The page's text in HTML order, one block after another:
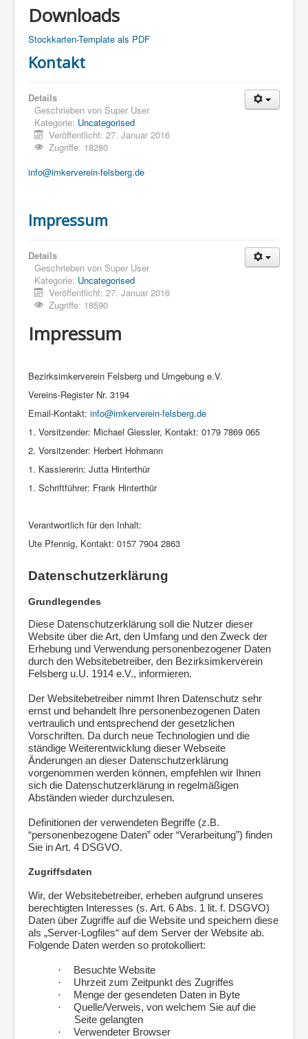
Downloads
Stockkarten-Template als PDF
Kontakt
Details
Geschrieben von Super User
Kategorie: Uncategorised
Veröffentlicht: 27. Januar 2016
Zugriffe: 18280
info@imkerverein-felsberg.de
Impressum
Details
Geschrieben von Super User
Kategorie: Uncategorised
Veröffentlicht: 27. Januar 2016
Zugriffe: 18590
Impressum
Bezirksimkerverein Felsberg und Umgebung e.V.
Vereins-Register Nr. 3194
Email-Kontakt: info@imkerverein-felsberg.de
1. Vorsitzender: Michael Giessler, Kontakt: 0179 7869 065
2. Vorsitzender: Herbert Hohmann
1. Kassiererin: Jutta Hinterthür
1. Schriftführer: Frank Hinterthür
Verantwortlich für den Inhalt:
Ute Pfennig, Kontakt: 0157 7904 2863
Datenschutzerklärung
Grundlegendes
Diese Datenschutzerklärung soll die Nutzer dieser
Website über die Art, den Umfang und den Zweck der
Erhebung und Verwendung personenbezogener Daten
durch den Websitebetreiber, den Bezirksimkerverein
Felsberg u.U. 1914 e.V., informieren.
Der Websitebetreiber nimmt Ihren Datenschutz sehr
ernst und behandelt Ihre personenbezogenen Daten
vertraulich und entsprechend der gesetzlichen
Vorschriften. Da durch neue Technologien und die
ständige Weiterentwicklung dieser Webseite
Änderungen an dieser Datenschutzerklärung
vorgenommen werden können, empfehlen wir Ihnen
sich die Datenschutzerklärung in regelmäßigen
Abständen wieder durchzulesen.
Definitionen der verwendeten Begriffe (z.B.
“personenbezogene Daten” oder “Verarbeitung”) finden
Sie in Art. 4 DSGVO.
Zugriffsdaten
Wir, der Websitebetreiber, erheben aufgrund unseres
berechtigten Interesses (s. Art. 6 Abs. 1 lit. f. DSGVO)
Daten über Zugriffe auf die Website und speichern diese
als „Server-Logfiles“ auf dem Server der Website ab.
Folgende Daten werden so protokolliert:
·
Besuchte Website
·
Uhrzeit zum Zeitpunkt des Zugriffes
·
Menge der gesendeten Daten in Byte
·
Quelle/Verweis, von welchem Sie auf die
Seite gelangten
·
Verwendeter Browser